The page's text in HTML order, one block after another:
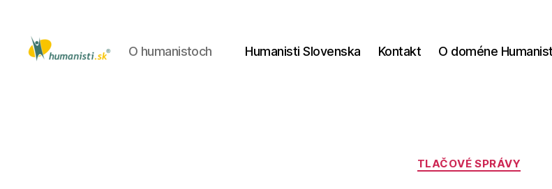
O humanistoch Humanisti Slovenska Kontakt O doméne
Kategórie
TLAČOVÉ SPRÁVY